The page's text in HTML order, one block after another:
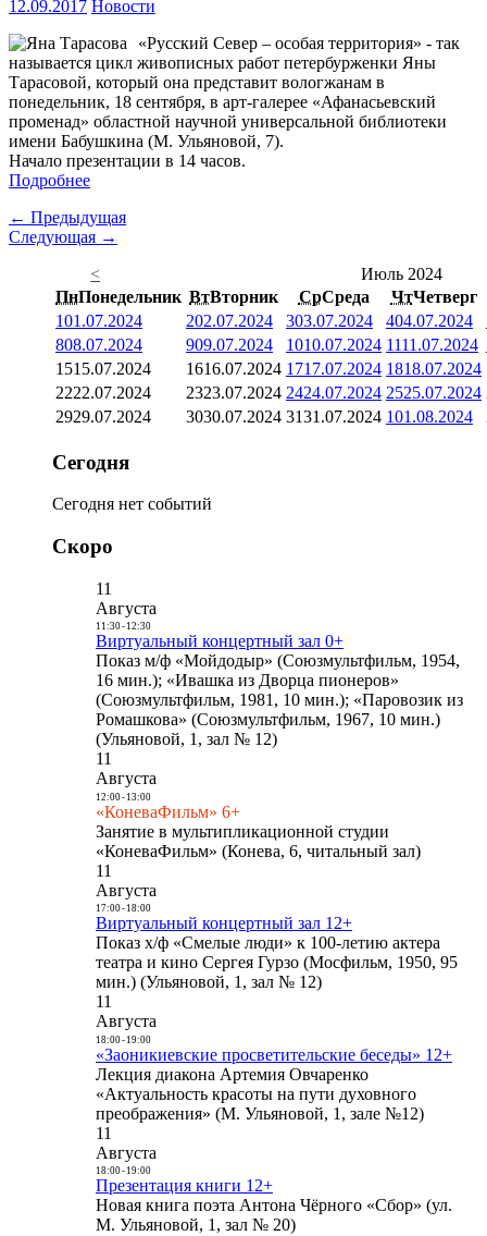
12.09.2017 Новости
«Русский Север – особая территория» - так
называется цикл живописных работ петербурженки Яны
Тарасовой, который она представит вологжанам в
понедельник, 18 сентября, в арт-галерее «Афанасьевский
променад» областной научной универсальной библиотеки
имени Бабушкина (М. Ульяновой, 7).
Начало презентации в 14 часов.
Подробнее
← Предыдущая
Следующая →
<
Июль 2024
ПнПонедельник ВтВторник СрСреда ЧтЧетверг
101.07.2024 202.07.2024 303.07.2024 404.07.2024
808.07.2024 909.07.2024 1010.07.2024 1111.07.2024
1515.07.2024 1616.07.2024 1717.07.2024 1818.07.2024
2222.07.2024 2323.07.2024 2424.07.2024 2525.07.2024
2929.07.2024 3030.07.2024 3131.07.2024 101.08.2024
Сегодня
Сегодня нет событий
Скоро
11
Августа
11:30- 12:30
Виртуальный концертный зал 0+
Показ м/ф «Мойдодыр» (Союзмультфильм, 1954,
16 мин.); «Ивашка из Дворца пионеров»
(Союзмультфильм, 1981, 10 мин.); «Паровозик из
Ромашкова» (Союзмультфильм, 1967, 10 мин.)
(Ульяновой, 1, зал № 12)
11
Августа
12:00- 13:00
«КоневаФильм» 6+
Занятие в мультипликационной студии
«КоневаФильм» (Конева, 6, читальный зал)
11
Августа
17:00- 18:00
Виртуальный концертный зал 12+
Показ х/ф «Смелые люди» к 100-летию актера
театра и кино Сергея Гурзо (Мосфильм, 1950, 95
мин.) (Ульяновой, 1, зал № 12)
11
Августа
18:00- 19:00
«Заоникиевские просветительские беседы» 12+
Лекция диакона Артемия Овчаренко
«Актуальность красоты на пути духовного
преображения» (М. Ульяновой, 1, зале №12)
11
Августа
18:00- 19:00
Презентация книги 12+
Новая книга поэта Антона Чёрного «Сбор» (ул.
М. Ульяновой, 1, зал № 20)